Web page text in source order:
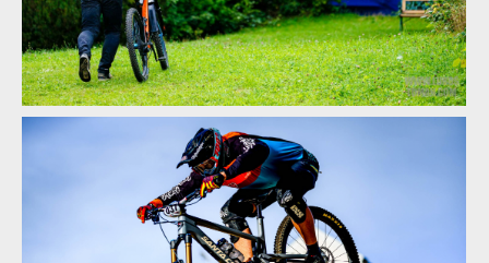
Report z Czech Downtown Series: Svatou horou nejrychleji
Report z Czech Downtown Series: Svatou horou nejrychleji